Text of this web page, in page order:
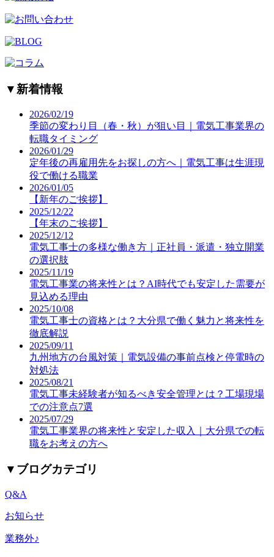
▼ 新着情報
2026/02/19
季節の変わり目（春・秋）が狙い目｜電気工事業界の
転職タイミング
2026/01/29
定年後の再雇用先をお探しの方へ｜電気工事は生涯現
役で働ける職業
2026/01/05
【新年のご挨拶】
2025/12/22
【年末のご挨拶】
2025/12/12
電気工事士の多様な働き方｜正社員・派遣・独立開業
の選択肢
2025/11/19
電気工事業の将来性とは？AI時代でも安定した需要が
見込める理由
2025/10/08
電気工事士の資格とは？大分県で働く魅力と将来性を
徹底解説
2025/09/11
九州地方の台風対策｜電気設備の事前点検と停電時の
対処法
2025/08/21
電気工事未経験者が知るべき安全管理とは？工場現場
での注意点7選
2025/07/29
電気工事業界の将来性と安定した収入｜大分県での転
職をお考えの方へ
▼ ブログカテゴリ
Q&A
お知らせ
業務外♪